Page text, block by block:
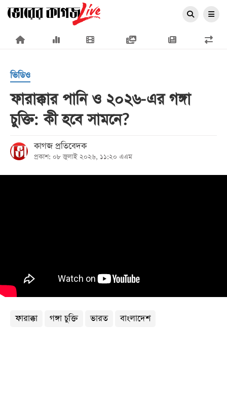
×
প্রচ্ছদ
জাতীয়
রাজনীতি
লাইফ
স্টাইল
ভিডিও
ফারাক্কার পানি ও ২০২৬-এর গঙ্গা
চুক্তি: কী হবে সামনে?
কাগজ প্রতিবেদক
প্রকাশ: ০৮ জুলাই ২০২৬, ১১:২০ এএম
ফারাক্কা গঙ্গা চুক্তি ভারত বাংলাদেশ